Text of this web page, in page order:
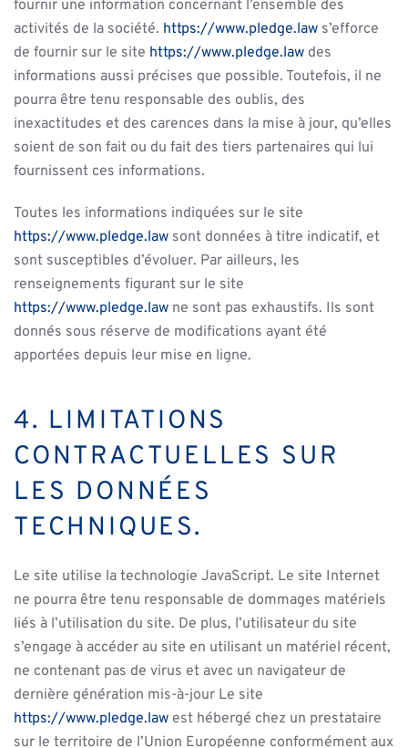
fournir une information concernant l’ensemble des
activités de la société. https://www.pledge.law s’efforce
de fournir sur le site https://www.pledge.law des
informations aussi précises que possible. Toutefois, il ne
pourra être tenu responsable des oublis, des
inexactitudes et des carences dans la mise à jour, qu’elles
soient de son fait ou du fait des tiers partenaires qui lui
fournissent ces informations.
Toutes les informations indiquées sur le site
https://www.pledge.law sont données à titre indicatif, et
sont susceptibles d’évoluer. Par ailleurs, les
renseignements figurant sur le site
https://www.pledge.law ne sont pas exhaustifs. Ils sont
donnés sous réserve de modifications ayant été
apportées depuis leur mise en ligne.
4. LIMITATIONS
CONTRACTUELLES SUR
LES DONNÉES
TECHNIQUES.
Le site utilise la technologie JavaScript. Le site Internet
ne pourra être tenu responsable de dommages matériels
liés à l’utilisation du site. De plus, l’utilisateur du site
s’engage à accéder au site en utilisant un matériel récent,
ne contenant pas de virus et avec un navigateur de
dernière génération mis-à-jour Le site
https://www.pledge.law est hébergé chez un prestataire
sur le territoire de l’Union Européenne conformément aux